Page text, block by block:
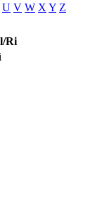
U V W X Y Z
Ri